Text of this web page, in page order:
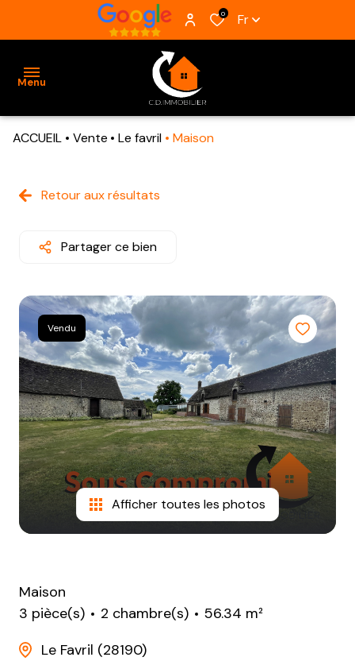
0 Fr
Menu
VENTES
VENDUS
ALERTE
E-MAIL
NOTRE
AGENCE
CONTACT
ACCUEIL Vente Le favril Maison
Retour aux résultats
Partager ce bien
Vendu
Afficher toutes les photos
Maison
3 pièce(s)
2 chambre(s)
56.34 m²
Le Favril (28190)